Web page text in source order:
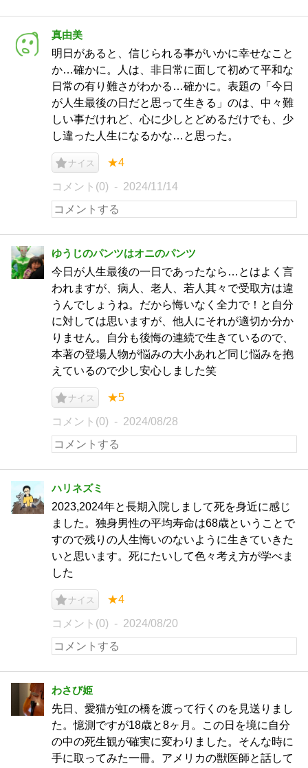
真由美
明日があると、信じられる事がいかに幸せなこと
か…確かに。人は、非日常に面して初めて平和な
日常の有り難さがわかる…確かに。表題の「今日
が人生最後の日だと思って生きる」のは、中々難
しい事だけれど、心に少しとどめるだけでも、少
し違った人生になるかな…と思った。
ナイス ★4
コメント(0) 2024/11/14
ゆうじのパンツはオニのパンツ
今日が人生最後の一日であったなら…とはよく言
われますが、病人、老人、若人其々で受取方は違
うんでしょうね。だから悔いなく全力で！と自分
に対しては思いますが、他人にそれが適切か分か
りません。自分も後悔の連続で生きているので、
本著の登場人物が悩みの大小あれど同じ悩みを抱
えているので少し安心しました笑
ナイス ★5
コメント(0) 2024/08/28
ハリネズミ
2023,2024年と長期入院しまして死を身近に感じ
ました。独身男性の平均寿命は68歳ということで
すので残りの人生悔いのないように生きていきた
いと思います。死にたいして色々考え方が学べま
した
ナイス ★4
コメント(0) 2024/08/20
わさび姫
先日、愛猫が虹の橋を渡って行くのを見送りまし
た。憶測ですが18歳と8ヶ月。この日を境に自分
の中の死生観が確実に変わりました。そんな時に
手に取ってみた一冊。アメリカの獣医師と話して